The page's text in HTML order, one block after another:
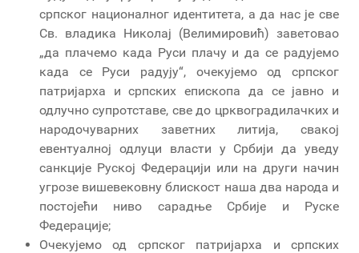
српског националног идентитета, а да нас је све
Св. владика Николај (Велимировић) заветовао
„да плачемо када Руси плачу и да се радујемо
када се Руси радују“, очекујемо од српског
патријарха и српских епископа да се јавно и
одлучно супротставе, све до црквоградилачких и
народочуварних заветних литија, свакој
евентуалној одлуци власти у Србији да уведу
санкције Руској Федерацији или на други начин
угрозе вишевековну блискост наша два народа и
постојећи ниво сарадње Србије и Руске
Федерације;
Очекујемо од српског патријарха и српских